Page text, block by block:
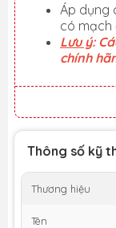
Áp dụng
có mạch
Lưu ý:
chính
Thông số kỹ
Thương hiệu
Tên